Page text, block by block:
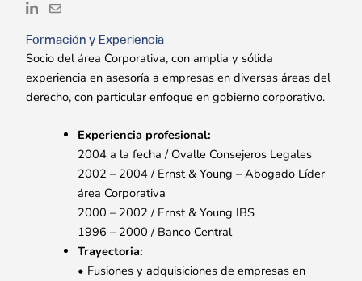
Formación y Experiencia
Socio del área Corporativa, con amplia y sólida
experiencia en asesoría a empresas en diversas áreas del
derecho, con particular enfoque en gobierno corporativo.
Experiencia profesional:
2004 a la fecha / Ovalle Consejeros Legales
2002 – 2004 / Ernst & Young – Abogado Líder
área Corporativa
2000 – 2002 / Ernst & Young IBS
1996 – 2000 / Banco Central
Trayectoria:
• Fusiones y adquisiciones de empresas en